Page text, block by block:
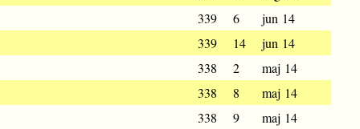
339
6
jun 14
339
14
jun 14
338
2
maj 14
338
8
maj 14
338
9 maj 14